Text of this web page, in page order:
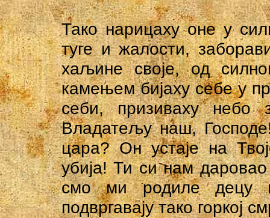
Тако нарицаху оне у
туге и жалости,
хаљине своје, од
камењем бијаху себе у
себи, призиваху небо
Владатељу наш,
цара? Он устаје на
убија! Ти си нам
смо ми родиле децу
подвргавају тако горкој